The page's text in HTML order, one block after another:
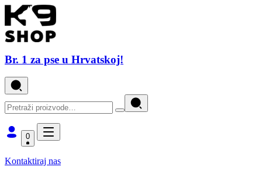
Br. 1 za pse u Hrvatskoj!
0
Kontaktiraj nas